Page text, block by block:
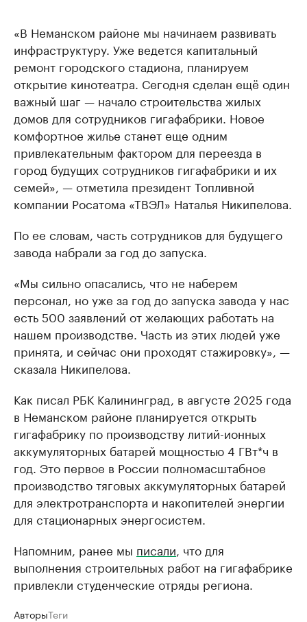
«В Неманском районе мы начинаем развивать
инфраструктуру. Уже ведется капитальный
ремонт городского стадиона, планируем
открытие кинотеатра. Сегодня сделан ещё один
важный шаг — начало строительства жилых
домов для сотрудников гигафабрики. Новое
комфортное жилье станет еще одним
привлекательным фактором для переезда в
город будущих сотрудников гигафабрики и их
семей», — отметила президент Топливной
компании Росатома «ТВЭЛ» Наталья Никипелова.
По ее словам, часть сотрудников для будущего
завода набрали за год до запуска.
«Мы сильно опасались, что не наберем
персонал, но уже за год до запуска завода у нас
есть 500 заявлений от желающих работать на
нашем производстве. Часть из этих людей уже
принята, и сейчас они проходят стажировку», —
сказала Никипелова.
Как писал РБК Калининград, в августе 2025 года
в Неманском районе планируется открыть
гигафабрику по производству литий-ионных
аккумуляторных батарей мощностью 4 ГВт*ч в
год. Это первое в России полномасштабное
производство тяговых аккумуляторных батарей
для электротранспорта и накопителей энергии
для стационарных энергосистем.
Напомним, ранее мы писали , что для
выполнения строительных работ на гигафабрике
привлекли студенческие отряды региона.
АвторыТеги